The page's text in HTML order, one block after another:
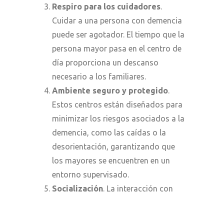
Respiro para los cuidadores.
Cuidar a una persona con demencia
puede ser agotador. El tiempo que la
persona mayor pasa en el centro de
día proporciona un descanso
necesario a los familiares.
Ambiente seguro y protegido.
Estos centros están diseñados para
minimizar los riesgos asociados a la
demencia, como las caídas o la
desorientación, garantizando que
los mayores se encuentren en un
entorno supervisado.
Socialización. La interacción con